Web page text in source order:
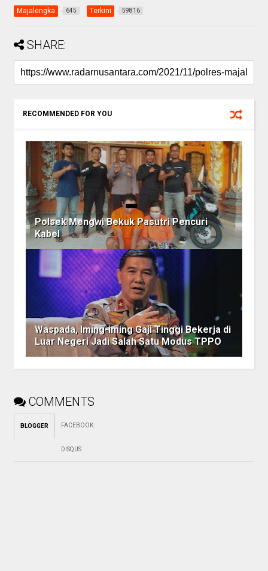
Majalengka 645 Terkini 59816
SHARE:
RECOMMENDED FOR YOU
Polsek Mengwi Bekuk Pasutri Pencuri
Kabel
Waspada, Iming-iming Gaji Tinggi Bekerja di
Luar Negeri Jadi Salah Satu Modus TPPO
COMMENTS
BLOGGER FACEBOOK:
DISQUS